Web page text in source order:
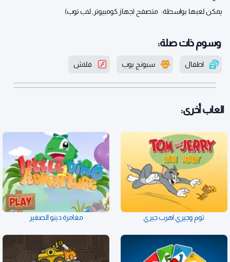
يمكن لعبها بواسطة: متصفح (جهاز كومبيوتر, لاب توب)
وسوم ذات صلة:
اطفال سبونج بوب فلاش
العاب أخرى:
توم وجيري اهرب جيري مغامرة دينو الصغير